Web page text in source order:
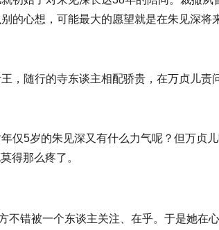
的心想，可能最大的愿望就是在朱见深将
，随行的寺东谈主相配骄贵，在万贞儿责
5岁的朱见深又有什么力气呢？但万贞
得那么疼了。
错被一个东谈主关注、在乎。于是她在